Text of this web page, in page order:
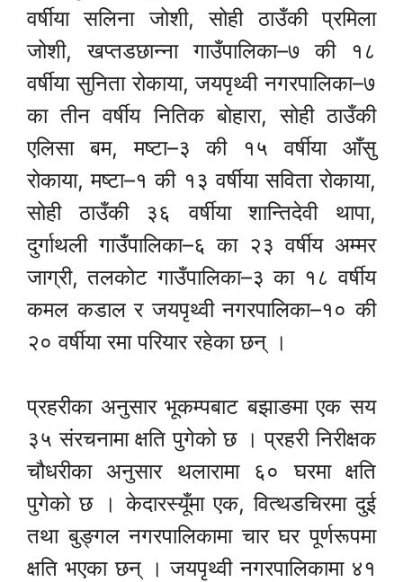
वर्षीया सलिना जोशी, सोही ठाउँकी प्रमिला
जोशी, खप्तडछान्ना गाउँपालिका–७ की १८
वर्षीया सुनिता रोकाया, जयपृथ्वी नगरपालिका–७
का तीन वर्षीय नितिक बोहारा, सोही ठाउँकी
एलिसा बम, मष्टा–३ की १५ वर्षीया आँसु
रोकाया, मष्टा–१ की १३ वर्षीया सविता रोकाया,
सोही ठाउँकी ३६ वर्षीया शान्तिदेवी थापा,
दुर्गाथली गाउँपालिका–६ का २३ वर्षीय अम्मर
जाग्री, तलकोट गाउँपालिका–३ का १८ वर्षीय
कमल कडाल र जयपृथ्वी नगरपालिका–१० की
२० वर्षीया रमा परियार रहेका छन् ।
प्रहरीका अनुसार भूकम्पबाट बझाङमा एक सय
३५ संरचनामा क्षति पुगेको छ । प्रहरी निरीक्षक
चौधरीका अनुसार थलारामा ६० घरमा क्षति
पुगेको छ । केदारस्यूँमा एक, वित्थडचिरमा दुई
तथा बुङ्गल नगरपालिकामा चार घर पूर्णरूपमा
क्षति भएका छन् । जयपृथ्वी नगरपालिकामा ४१